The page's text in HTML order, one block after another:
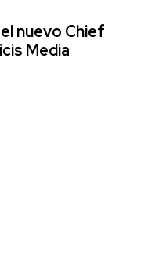
nuevo Chief
Media